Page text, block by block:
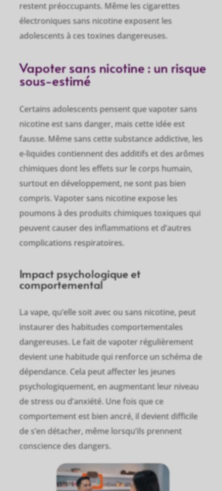
restent préoccupants. Même les cigarettes
électroniques sans nicotine exposent les
adolescents à ces toxines dangereuses.
Vapoter sans nicotine : un risque
sous-estimé
Certains adolescents pensent que vapoter sans
nicotine est sans danger, mais cette idée est
fausse. Même sans cette substance addictive, les
e-liquides contiennent des additifs et des arômes
chimiques dont les effets sur le corps humain,
surtout en développement, ne sont pas bien
compris. Vapoter sans nicotine expose les
poumons à des produits chimiques toxiques qui
peuvent causer des inflammations et d’autres
complications respiratoires.
Impact psychologique et
comportemental
La vape, qu’elle soit avec ou sans nicotine, peut
instaurer des habitudes comportementales
dangereuses. Le fait de vapoter régulièrement
devient une habitude qui renforce un schéma de
dépendance. Cela peut affecter les jeunes
psychologiquement, en augmentant leur niveau
de stress ou d’anxiété. Une fois que ce
comportement est bien ancré, il devient difficile
de s’en détacher, même lorsqu’ils prennent
conscience des dangers.